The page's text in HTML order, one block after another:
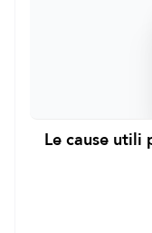
Le cause utili